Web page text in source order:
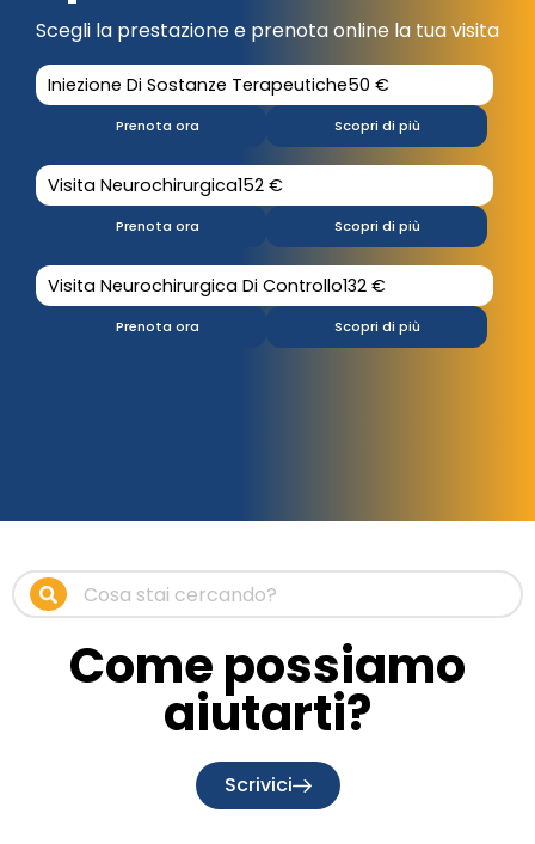
Scegli la prestazione e prenota online la tua visita
Iniezione Di Sostanze Terapeutiche50 €
Prenota ora Scopri di più
Visita Neurochirurgica152 €
Prenota ora Scopri di più
Visita Neurochirurgica Di Controllo132 €
Prenota ora Scopri di più
Come possiamo
aiutarti?
Scrivici